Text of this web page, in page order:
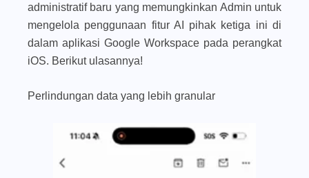
administratif baru yang memungkinkan Admin untuk
mengelola penggunaan fitur AI pihak ketiga ini di
dalam aplikasi Google Workspace pada perangkat
iOS. Berikut ulasannya!
Perlindungan data yang lebih granular